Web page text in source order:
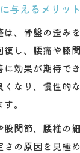
与えるメリッ
、骨盤の歪み
し、腰痛や膝
に効果が期待で
くなり、慢性的
。
関節、腰椎の
さの原因を見極